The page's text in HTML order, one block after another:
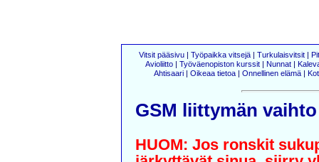
Vitsit pääsivu| Työpaikka vitsejä| Turkulaisvitsit|
Avioliitto| Työväenopiston kurssit| Nunnat|
Ahtisaari | Oikeaa tietoa | Onnellinen elämä|
GSM liittymän vaihto
HUOM: Jos ronskit